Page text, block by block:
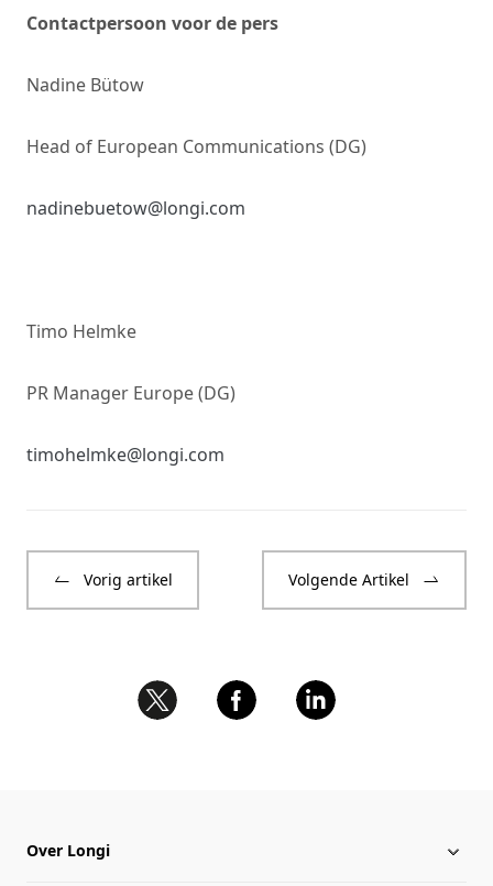
Contactpersoon voor de pers
Nadine Bütow
Head of European Communications (DG)
nadinebuetow@longi.com
Timo Helmke
PR Manager Europe (DG)
timohelmke@longi.com
Vorig artikel Volgende Artikel
Over Longi